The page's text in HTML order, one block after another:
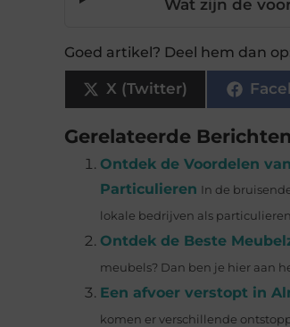
Wat zijn de
Goed artikel? Deel hem dan
X (Twitter)
Gerelateerde
Ontdek de Voordelen
Particulieren In de
lokale bedrijven als
Ontdek de Beste
meubels? Dan ben je hier aan
Een afvoer verstopt in
komen er verschillende